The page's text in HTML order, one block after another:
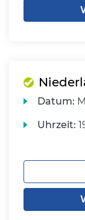
Datum:
Uhrzeit: